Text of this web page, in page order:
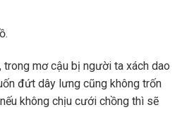
trong mơ cậu bị người ta xách dao
đứt dây lưng cũng không trốn
không chịu cưới chồng thì sẽ